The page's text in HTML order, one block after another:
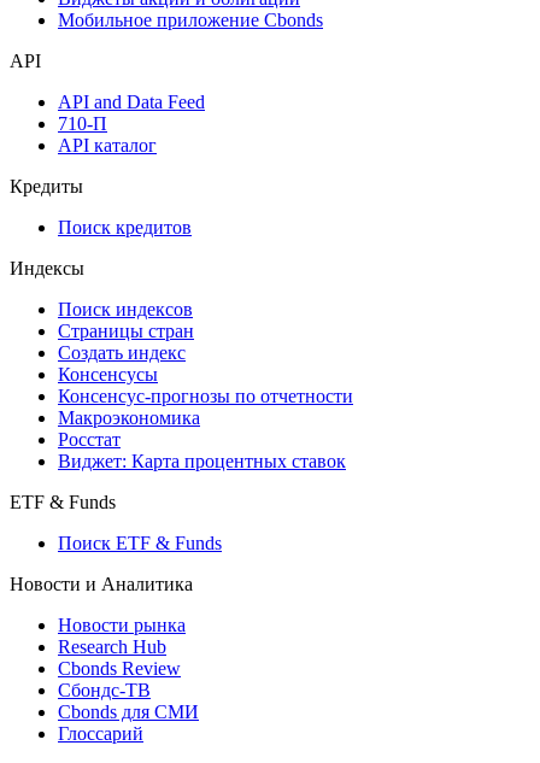
Мобильное приложение Cbonds
API
API and Data Feed
710-П
API каталог
Кредиты
Поиск кредитов
Индексы
Поиск индексов
Страницы стран
Создать индекс
Консенсусы
Консенсус-прогнозы по отчетности
Макроэкономика
Росстат
Виджет: Карта процентных ставок
ETF & Funds
Поиск ETF & Funds
Новости и Аналитика
Новости рынка
Research Hub
Cbonds Review
Сбондс-ТВ
Cbonds для СМИ
Глоссарий